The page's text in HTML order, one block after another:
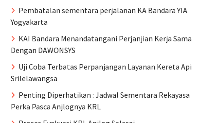
Pembatalan sementara perjalanan KA Bandara YIA
Yogyakarta
KAI Bandara Menandatangani Perjanjian Kerja Sama
Dengan DAWONSYS
Uji Coba Terbatas Perpanjangan Layanan Kereta Api
Srilelawangsa
Penting Diperhatikan : Jadwal Sementara Rekayasa
Perka Pasca Anjlognya KRL